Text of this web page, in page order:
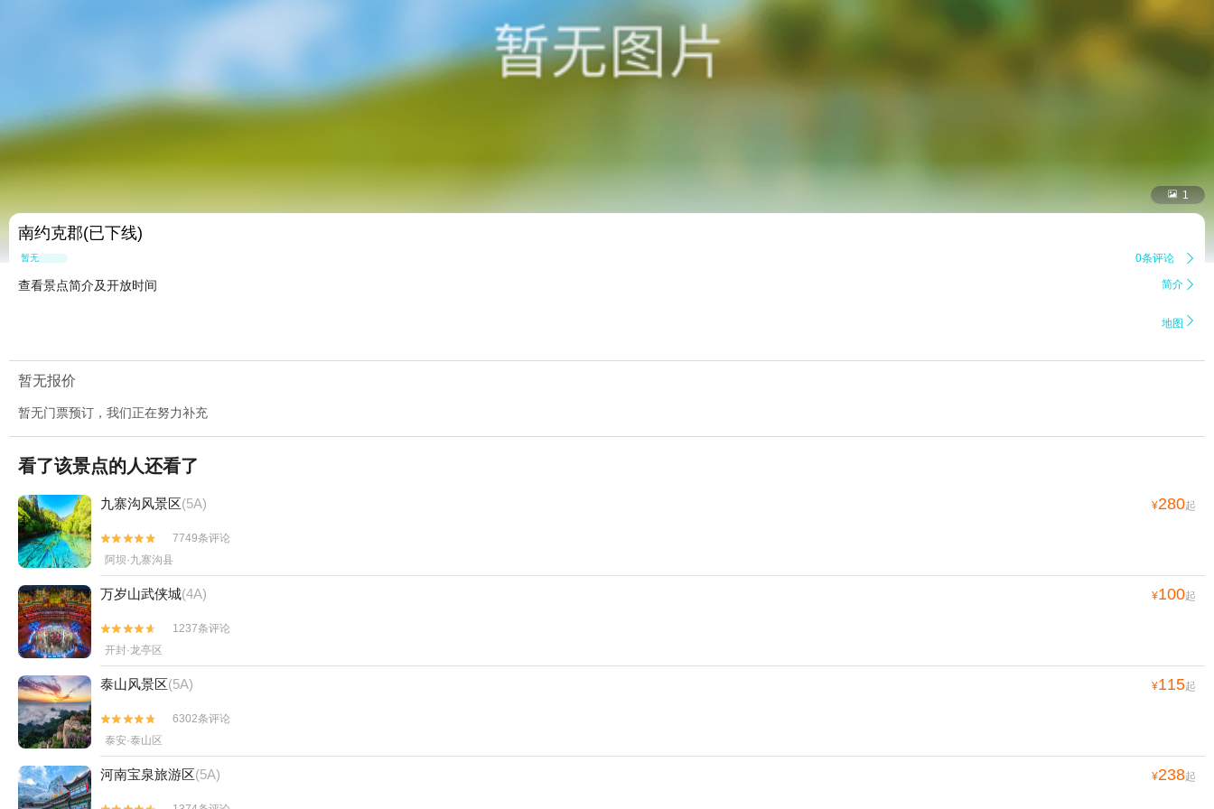
 1
南约克郡(已下线)
暂无点评 0条评论 
查看景点简介及开放时间 简介 
地图 
暂无报价
暂无门票预订，我们正在努力补充
看了该景点的人还看了
九寨沟风景区(5A) ¥280起


7749条评论
阿坝·九寨沟县
万岁山武侠城(4A) ¥100起


1237条评论
开封·龙亭区
泰山风景区(5A) ¥115起


6302条评论
泰安·泰山区
河南宝泉旅游区(5A) ¥238起